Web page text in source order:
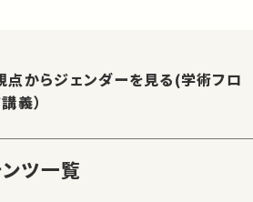
点からジェンダーを見る(学術フロ
義）
ツ一覧